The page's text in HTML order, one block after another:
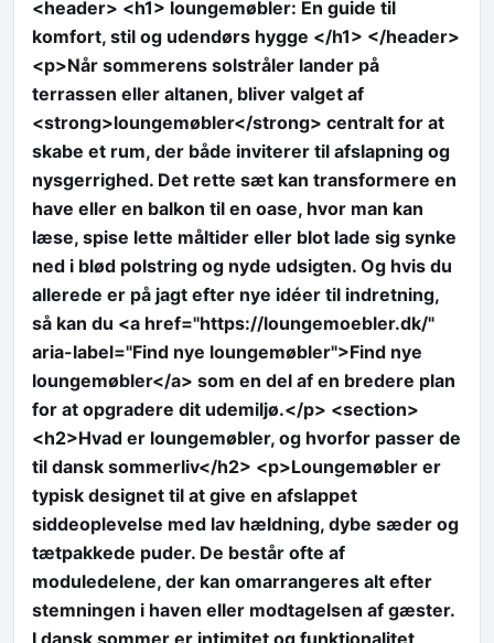
<header> <h1> loungemøbler: En guide til
komfort, stil og udendørs hygge </h1> </header>
<p>Når sommerens solstråler lander på
terrassen eller altanen, bliver valget af
<strong>loungemøbler</strong> centralt for at
skabe et rum, der både inviterer til afslapning og
nysgerrighed. Det rette sæt kan transformere en
have eller en balkon til en oase, hvor man kan
læse, spise lette måltider eller blot lade sig synke
ned i blød polstring og nyde udsigten. Og hvis du
allerede er på jagt efter nye idéer til indretning,
så kan du <a href="https://loungemoebler.dk/"
aria-label="Find nye loungemøbler">Find nye
loungemøbler</a> som en del af en bredere plan
for at opgradere dit udemiljø.</p> <section>
<h2>Hvad er loungemøbler, og hvorfor passer de
til dansk sommerliv</h2> <p>Loungemøbler er
typisk designet til at give en afslappet
siddeoplevelse med lav hældning, dybe sæder og
tætpakkede puder. De består ofte af
moduledelene, der kan omarrangeres alt efter
stemningen i haven eller modtagelsen af gæster.
I dansk sommer er intimitet og funktionalitet